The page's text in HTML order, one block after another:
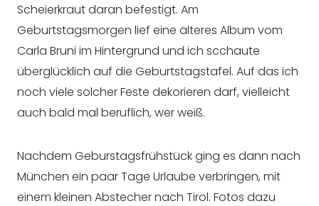
Scheierkraut daran befestigt. Am
Geburtstagsmorgen lief eine älteres Album vom
Carla Bruni im Hintergrund und ich scchaute
überglücklich auf die Geburtstagstafel. Auf das ich
noch viele solcher Feste dekorieren darf, vielleicht
auch bald mal beruflich, wer weiß.
Nachdem Geburstagsfrühstück ging es dann nach
München ein paar Tage Urlaube verbringen, mit
einem kleinen Abstecher nach Tirol. Fotos dazu